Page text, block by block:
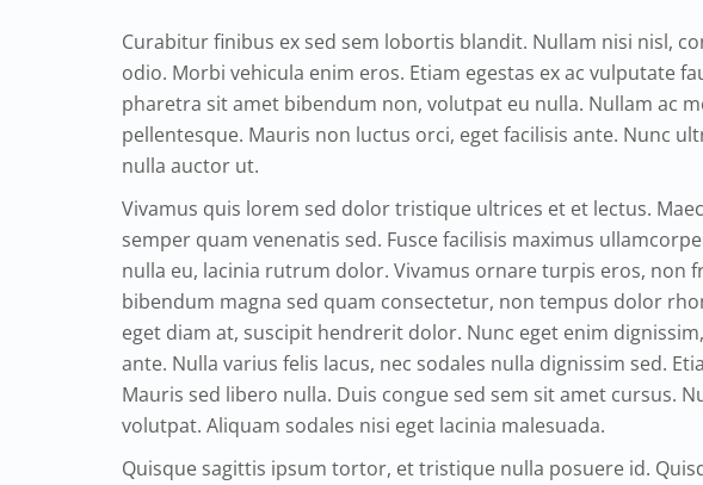
Curabitur finibus ex sed sem lobortis blandit. Nullam nisi nisl,
odio. Morbi vehicula enim eros. Etiam egestas ex ac vulputate
pharetra sit amet bibendum non, volutpat eu nulla. Nullam ac
pellentesque. Mauris non luctus orci, eget facilisis ante. Nunc
nulla auctor ut.
Vivamus quis lorem sed dolor tristique ultrices et et lectus.
semper quam venenatis sed. Fusce facilisis maximus
nulla eu, lacinia rutrum dolor. Vivamus ornare turpis eros, non
bibendum magna sed quam consectetur, non tempus dolor
eget diam at, suscipit hendrerit dolor. Nunc eget enim
ante. Nulla varius felis lacus, nec sodales nulla dignissim sed.
Mauris sed libero nulla. Duis congue sed sem sit amet cursus.
volutpat. Aliquam sodales nisi eget lacinia malesuada.
Quisque sagittis ipsum tortor, et tristique nulla posuere id.